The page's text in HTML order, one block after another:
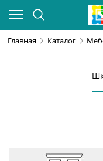
Главная Каталог